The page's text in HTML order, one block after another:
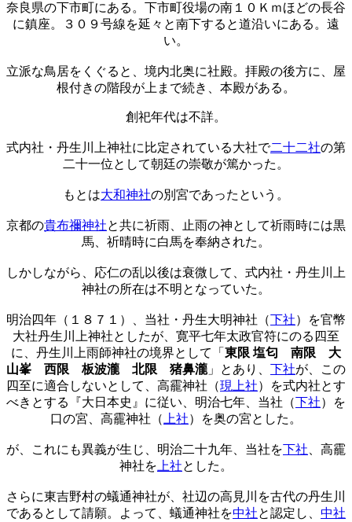
奈良県の下市町にある。下市町役場の南１０Ｋｍほどの長谷
に鎮座。３０９号線を延々と南下すると道沿いにある。遠
い。
立派な鳥居をくぐると、境内北奥に社殿。拝殿の後方に、屋
根付きの階段が上まで続き、本殿がある。
創祀年代は不詳。
式内社・丹生川上神社に比定されている大社で二十二社の第
二十一位として朝廷の崇敬が篤かった。
もとは大和神社の別宮であったという。
京都の貴布禰神社と共に祈雨、止雨の神として祈雨時には黒
馬、祈晴時に白馬を奉納された。
しかしながら、応仁の乱以後は衰微して、式内社・丹生川上
神社の所在は不明となっていた。
明治四年（１８７１）、当社・丹生大明神社（下社）を官幣
大社丹生川上神社としたが、寛平七年太政官符にのる四至
に、丹生川上雨師神社の境界として「 東限 塩匂 南限 大
山峯 西限 板波瀧 北限 猪鼻瀧」とあり、 下社が、この
四至に適合しないとして、高靇神社（現上社）を式内社とす
べきとする『大日本史』に従い、明治七年、当社（下社）を
口の宮、高靇神社（ 上社）を奥の宮とした。
が、これにも異義が生じ、明治二十九年、当社を下社 、高靇
神社を 上社とした。
さらに東吉野村の蟻通神社が、社辺の高見川を古代の丹生川
であるとして請願。よって、蟻通神社を中社と認定し、 中社